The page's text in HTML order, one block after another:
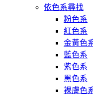
依色系尋找
粉色系
紅色系
金黃色
藍色系
紫色系
黑色系
裸膚色